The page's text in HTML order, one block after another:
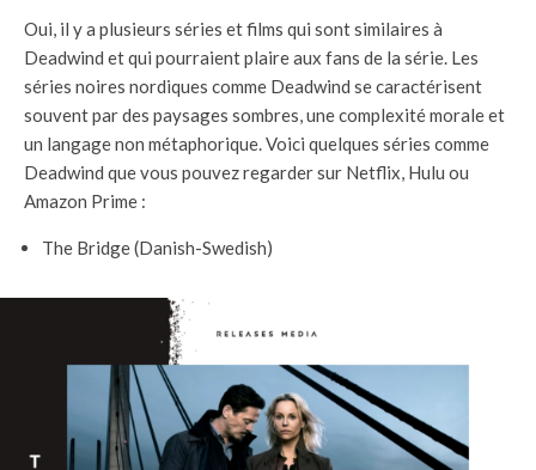
Oui, il y a plusieurs séries et films qui sont similaires à
Deadwind et qui pourraient plaire aux fans de la série. Les
séries noires nordiques comme Deadwind se caractérisent
souvent par des paysages sombres, une complexité morale et
un langage non métaphorique. Voici quelques séries comme
Deadwind que vous pouvez regarder sur Netflix, Hulu ou
Amazon Prime :
The Bridge (Danish-Swedish)